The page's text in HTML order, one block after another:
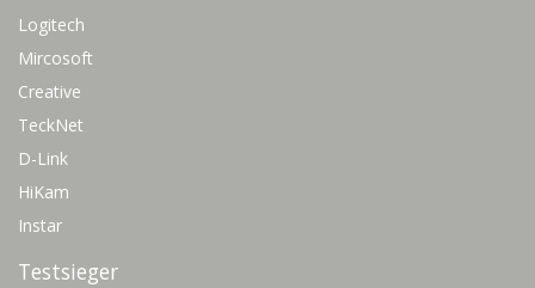
Logitech
Mircosoft
Creative
TeckNet
D-Link
HiKam
Instar
Testsieger